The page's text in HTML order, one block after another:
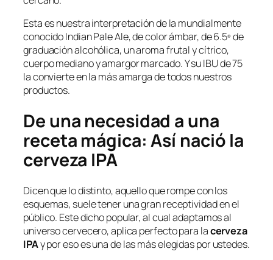
Esta es nuestra interpretación de la mundialmente
conocido Indian Pale Ale, de color ámbar, de 6.5º de
graduación alcohólica, un aroma frutal y cítrico,
cuerpo mediano y amargor marcado. Y su IBU de 75
la convierte en la más amarga de todos nuestros
productos.
De una necesidad a una
receta mágica: Así nació la
cerveza IPA
Dicen que lo distinto, aquello que rompe con los
esquemas, suele tener una gran receptividad en el
público. Este dicho popular, al cual adaptamos al
universo cervecero, aplica perfecto para lacerveza
IPAy por eso es una de las más elegidas por ustedes.